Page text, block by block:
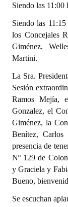
Siendo las 11:00
Siendo las
los Concejales
Giménez,
Martini.
La Sra.
Sesión
Ramos Mejía,
Gonzalez, el
Giménez, la
Benítez,
presencia de
Nº 129 de
y Graciela y
Bueno,
Se escuchan